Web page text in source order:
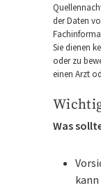
der Daten
Sie dienen
oder zu
einen Arzt
Was
kann